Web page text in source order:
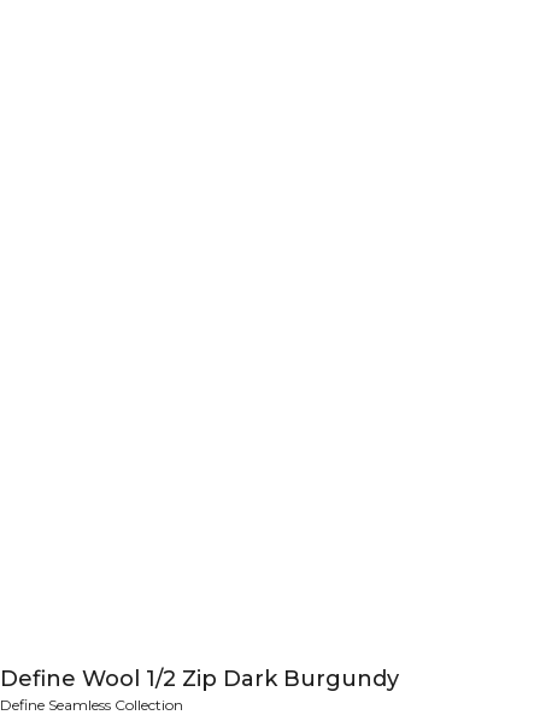
Define Wool 1/2 Zip Dark Burgundy
Define Seamless Collection